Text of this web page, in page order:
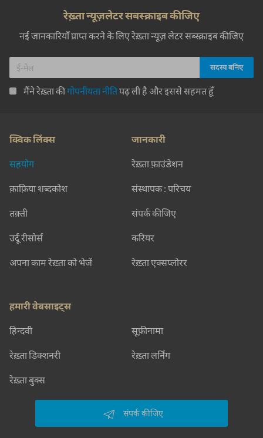
रेख़्ता न्यूज़लेटर सबस्क्राइब कीजिए
नई जानकारियाँ प्राप्त करने के लिए रेख़्ता न्यूज़ लेटर सब्स्क्राइब कीजिए
मैंने रेख़्ता कीगोपनीयता नीतिपढ़ ली है और इससे सहमत हूँ
क्विक लिंक्स
सहयोग
क़ाफ़िया शब्दकोश
तक़्ती
उर्दू रीसोर्स
अपना काम रेख़्ता को भेजें
जानकारी
रेख़्ता फ़ाउंडेशन
संस्थापक : परिचय
संपर्क कीजिए
करियर
रेख़्ता एक्सप्लोरर
हमारी वेबसाइट्स
हिन्दवी सूफ़ीनामा
रेख़्ता डिक्शनरी रेख़्ता लर्निंग
रेख़्ता बुक्स
संपर्क कीजिए